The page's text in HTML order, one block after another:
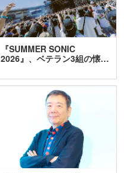
『SUMMER SONIC
2026』、ベテラン3組の懐…